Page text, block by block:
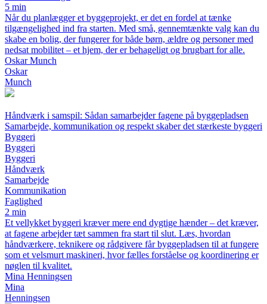
5 min
Når du planlægger et byggeprojekt, er det en fordel at tænke
tilgængelighed ind fra starten. Med små, gennemtænkte valg kan du
skabe en bolig, der fungerer for både børn, ældre og personer med
nedsat mobilitet – et hjem, der er behageligt og brugbart for alle.
Oskar Munch
Oskar
Munch
Håndværk i samspil: Sådan samarbejder fagene på byggepladsen
Samarbejde, kommunikation og respekt skaber det stærkeste byggeri
Byggeri
Byggeri
Byggeri
Håndværk
Samarbejde
Kommunikation
Faglighed
2 min
Et vellykket byggeri kræver mere end dygtige hænder – det kræver,
at fagene arbejder tæt sammen fra start til slut. Læs, hvordan
håndværkere, teknikere og rådgivere får byggepladsen til at fungere
som et velsmurt maskineri, hvor fælles forståelse og koordinering er
nøglen til kvalitet.
Mina Henningsen
Mina
Henningsen